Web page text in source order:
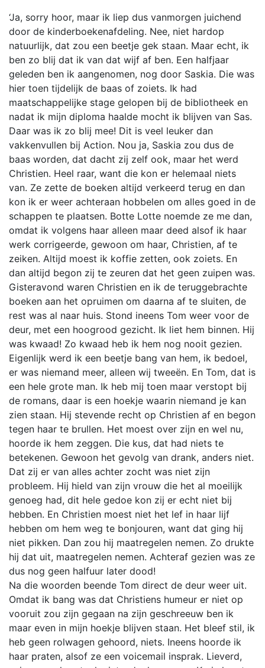
‘Ja, sorry hoor, maar ik liep dus vanmorgen juichend
door de kinderboekenafdeling. Nee, niet hardop
natuurlijk, dat zou een beetje gek staan. Maar echt, ik
ben zo blij dat ik van dat wijf af ben. Een halfjaar
geleden ben ik aangenomen, nog door Saskia. Die was
hier toen tijdelijk de baas of zoiets. Ik had
maatschappelijke stage gelopen bij de bibliotheek en
nadat ik mijn diploma haalde mocht ik blijven van Sas.
Daar was ik zo blij mee! Dit is veel leuker dan
vakkenvullen bij Action. Nou ja, Saskia zou dus de
baas worden, dat dacht zij zelf ook, maar het werd
Christien. Heel raar, want die kon er helemaal niets
van. Ze zette de boeken altijd verkeerd terug en dan
kon ik er weer achteraan hobbelen om alles goed in de
schappen te plaatsen. Botte Lotte noemde ze me dan,
omdat ik volgens haar alleen maar deed alsof ik haar
werk corrigeerde, gewoon om haar, Christien, af te
zeiken. Altijd moest ik koffie zetten, ook zoiets. En
dan altijd begon zij te zeuren dat het geen zuipen was.
Gisteravond waren Christien en ik de teruggebrachte
boeken aan het opruimen om daarna af te sluiten, de
rest was al naar huis. Stond ineens Tom weer voor de
deur, met een hoogrood gezicht. Ik liet hem binnen. Hij
was kwaad! Zo kwaad heb ik hem nog nooit gezien.
Eigenlijk werd ik een beetje bang van hem, ik bedoel,
er was niemand meer, alleen wij tweeën. En Tom, dat is
een hele grote man. Ik heb mij toen maar verstopt bij
de romans, daar is een hoekje waarin niemand je kan
zien staan. Hij stevende recht op Christien af en begon
tegen haar te brullen. Het moest over zijn en wel nu,
hoorde ik hem zeggen. Die kus, dat had niets te
betekenen. Gewoon het gevolg van drank, anders niet.
Dat zij er van alles achter zocht was niet zijn
probleem. Hij hield van zijn vrouw die het al moeilijk
genoeg had, dit hele gedoe kon zij er echt niet bij
hebben. En Christien moest niet het lef in haar lijf
hebben om hem weg te bonjouren, want dat ging hij
niet pikken. Dan zou hij maatregelen nemen. Zo drukte
hij dat uit, maatregelen nemen. Achteraf gezien was ze
dus nog geen halfuur later dood!
Na die woorden beende Tom direct de deur weer uit.
Omdat ik bang was dat Christiens humeur er niet op
vooruit zou zijn gegaan na zijn geschreeuw ben ik
maar even in mijn hoekje blijven staan. Het bleef stil, ik
heb geen rolwagen gehoord, niets. Ineens hoorde ik
haar praten, alsof ze een voicemail insprak. Lieverd,